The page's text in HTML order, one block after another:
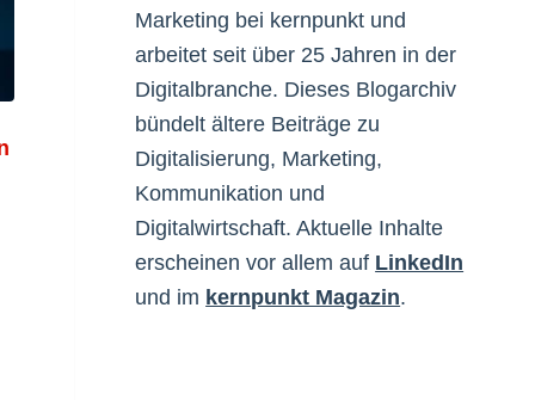
Marketing bei kernpunkt und
arbeitet seit über 25 Jahren in der
Digitalbranche. Dieses Blogarchiv
bündelt ältere Beiträge zu
Digitalisierung, Marketing,
Kommunikation und
Digitalwirtschaft. Aktuelle Inhalte
erscheinen vor allem auf LinkedIn
und im kernpunkt Magazin.